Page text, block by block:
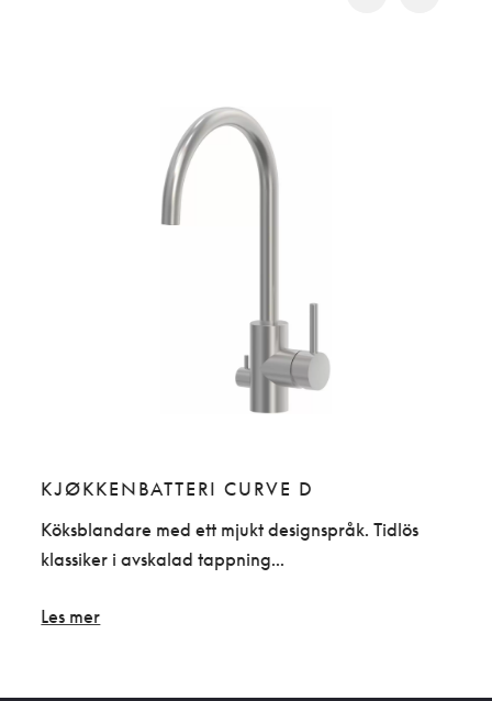
KJØKKENBATTERI CURVE D
Köksblandare med ett mjukt designspråk. Tidlös
klassiker i avskalad tappning...
Les mer